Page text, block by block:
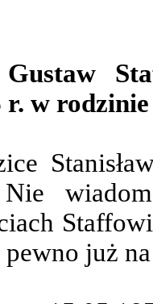
Gustaw
r. w
Nie
już